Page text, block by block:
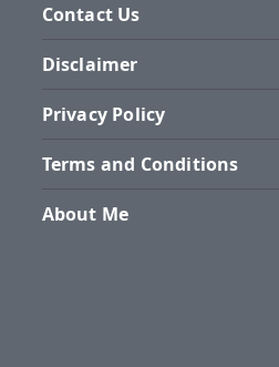
Contact Us
Disclaimer
Privacy Policy
Terms and Conditions
About Me